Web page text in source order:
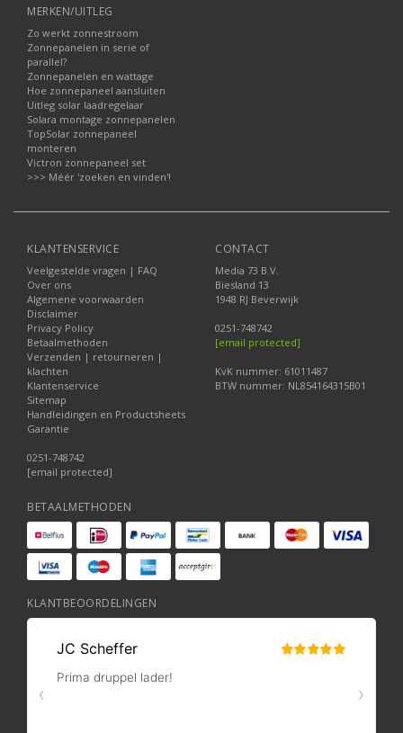
MERKEN/UITLEG
Zo werkt zonnestroom
Zonnepanelen in serie of
parallel?
Zonnepanelen en wattage
Hoe zonnepaneel aansluiten
Uitleg solar laadregelaar
Solara montage zonnepanelen
TopSolar zonnepaneel
monteren
Victron zonnepaneel set
>>> Méér 'zoeken en vinden'!
KLANTENSERVICE
Veelgestelde vragen | FAQ
Over ons
Algemene voorwaarden
Disclaimer
Privacy Policy
Betaalmethoden
Verzenden | retourneren |
klachten
Klantenservice
Sitemap
Handleidingen en Productsheets
Garantie
0251-748742
[email protected]
CONTACT
Media 73 B.V.
Biesland 13
1948 RJ Beverwijk
0251-748742
[email protected]
KvK nummer: 61011487
BTW nummer: NL854164315B01
BETAALMETHODEN
KLANTBEOORDELINGEN